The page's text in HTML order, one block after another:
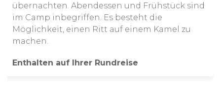
übernachten. Abendessen und Frühstück sind
im Camp inbegriffen. Es besteht die
Möglichkeit, einen Ritt auf einem Kamel zu
machen.
Enthalten auf Ihrer Rundreise